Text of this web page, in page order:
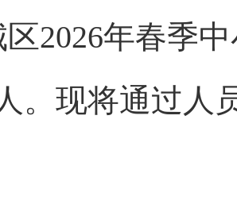
区2026年春季
。 现将通过人